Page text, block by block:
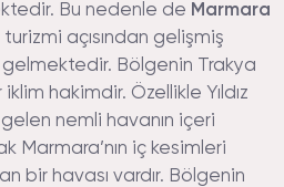
Bu nedenle de Marmara
açısından gelişmiş
Bölgenin Trakya
hakimdir. Özellikle Yıldız
nemli havanın içeri
Marmara’nın iç kesimleri
bir havası vardır. Bölgenin